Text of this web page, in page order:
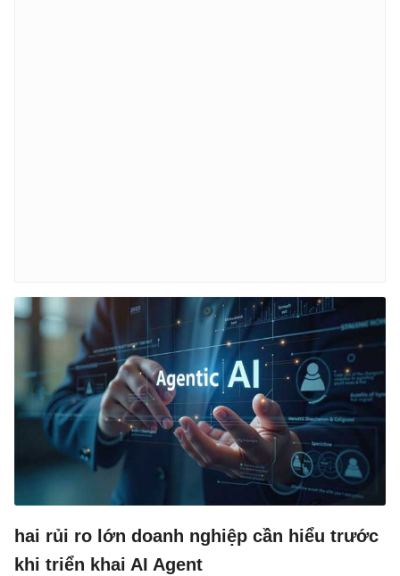
hai rủi ro lớn doanh nghiệp cần hiểu trước
khi triển khai AI Agent